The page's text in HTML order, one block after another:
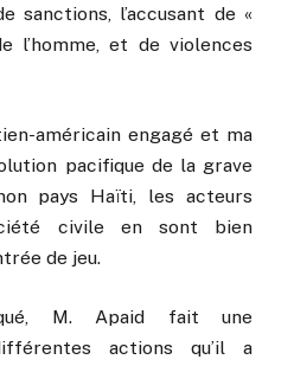
l’accusant de «
l’homme, et de violences
américain engagé et ma
pacifique de la grave
pays Haïti, les acteurs
civile en sont bien
de jeu.
M. Apaid fait une
actions qu’il a